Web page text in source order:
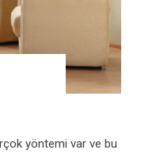
yöntemi var ve bu